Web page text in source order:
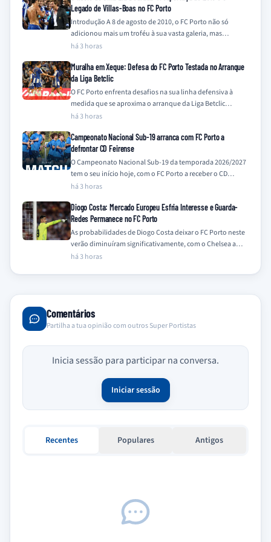
Legado de Villas-Boas no FC Porto
Introdução A 8 de agosto de 2010, o FC Porto não só
adicionou mais um troféu à sua vasta galeria, mas
também…
há 3 horas
Muralha em Xeque: Defesa do FC Porto Testada no Arranque
da Liga Betclic
O FC Porto enfrenta desafios na sua linha defensiva à
medida que se aproxima o arranque da Liga Betclic
2026/2027, com a…
há 3 horas
Campeonato Nacional Sub-19 arranca com FC Porto a
defrontar CD Feirense
O Campeonato Nacional Sub-19 da temporada 2026/2027
tem o seu início hoje, com o FC Porto a receber o CD
Feirense no…
há 3 horas
Diogo Costa: Mercado Europeu Esfria Interesse e Guarda-
Redes Permanece no FC Porto
As probabilidades de Diogo Costa deixar o FC Porto neste
verão diminuíram significativamente, com o Chelsea a
descartar o interesse e outros…
há 3 horas
Comentários
Partilha a tua opinião com outros Super Portistas
Inicia sessão para participar na conversa.
Iniciar sessão
Recentes Populares Antigos